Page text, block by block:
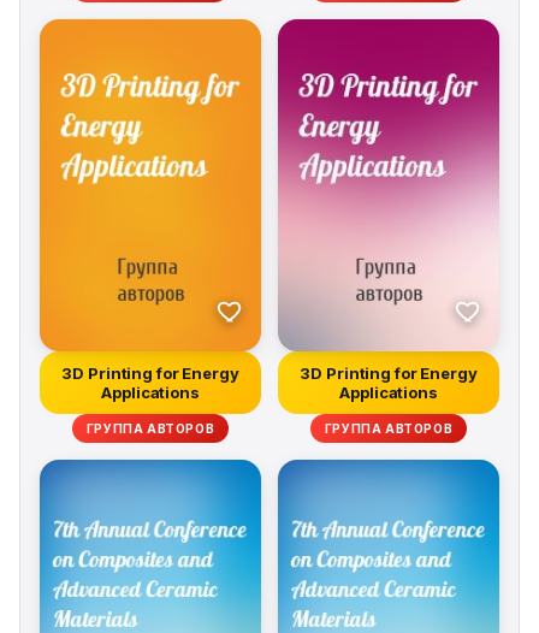
3D Printing for Energy
Applications
ГРУППА АВТОРОВ
3D Printing for Energy
Applications
ГРУППА АВТОРОВ